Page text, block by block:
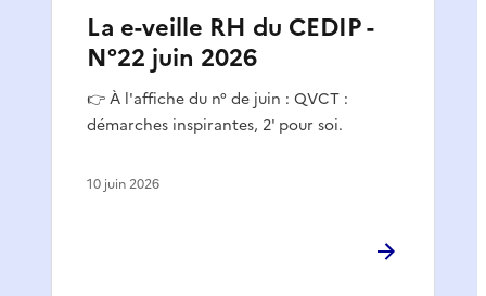
La e-veille RH du CEDIP -
N°22 juin 2026
👉 À l'affiche du n° de juin : QVCT :
démarches inspirantes, 2' pour soi.
10 juin 2026